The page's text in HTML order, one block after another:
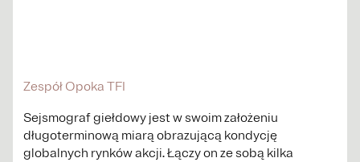
Zespół Opoka TFI
Sejsmograf giełdowy jest w swoim założeniu
długoterminową miarą obrazującą kondycję
globalnych rynków akcji. Łączy on ze sobą kilka